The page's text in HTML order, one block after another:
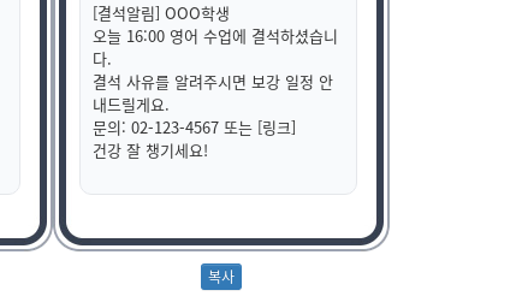
[결석알림] OOO학생
오늘 16:00 영어 수업에 결석하셨습니
다.
결석 사유를 알려주시면 보강 일정 안
내드릴게요.
문의: 02-123-4567 또는 [링크]
건강 잘 챙기세요!